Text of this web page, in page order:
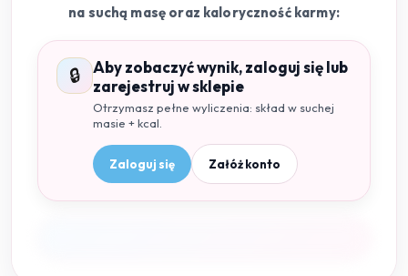
na suchą masę oraz kaloryczność karmy:
🔒
Aby zobaczyć wynik, zaloguj się lub
zarejestruj w sklepie
Otrzymasz pełne wyliczenia: skład w suchej
masie + kcal.
Zaloguj się Załóż konto